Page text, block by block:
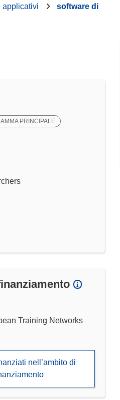
applicativi
software di
PRINCIPALE
Training Networks
nell’ambito di